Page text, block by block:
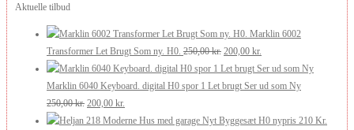
Aktuelle tilbud
Marklin 6002
Transformer Let Brugt Som ny. H0. 250,00kr. Den
oprindelige
pris
250,00 kr..
200,00 kr.
aktuelle
pris
200,00 kr..
Marklin 6040 Keyboard. digital H0 spor 1 Let brugt Ser ud som Ny
250,00kr. Den
oprindelige
200,00 kr.
aktuelle